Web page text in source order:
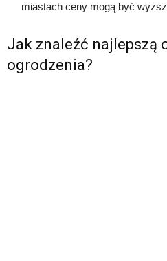
miastach ceny mogą być
Jak znaleźć najlepszą
ogrodzenia?